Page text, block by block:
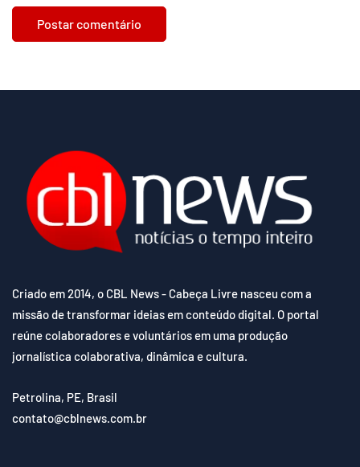
Criado em 2014, o CBL News - Cabeça Livre nasceu com a
missão de transformar ideias em conteúdo digital. O portal
reúne colaboradores e voluntários em uma produção
jornalística colaborativa, dinâmica e cultura.
Petrolina, PE, Brasil
contato@cblnews.com.br